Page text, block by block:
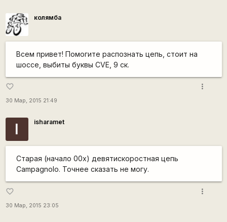
колямба
Всем привет! Помогите распознать цепь, стоит на
шоссе, выбиты буквы CVE, 9 ск.
favorite_border
30 Мар, 2015 21:49
more_vert
I isharamet
Старая (начало 00х) девятискоростная цепь
Campagnolo. Точнее сказать не могу.
favorite_border
30 Мар, 2015 23:05
more_vert